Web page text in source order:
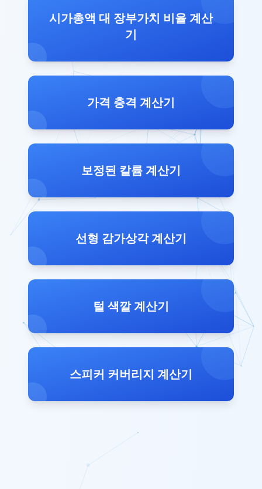
시가총액 대 장부가치 비율 계산
기
가격 충격 계산기
보정된 칼륨 계산기
선형 감가상각 계산기
털 색깔 계산기
스피커 커버리지 계산기